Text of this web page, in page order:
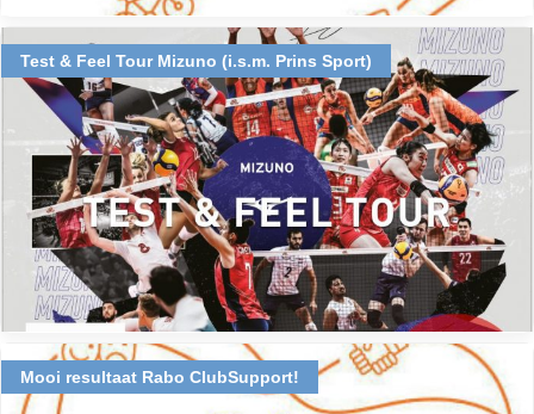
Test & Feel Tour Mizuno (i.s.m. Prins Sport)
Mooi resultaat Rabo ClubSupport!